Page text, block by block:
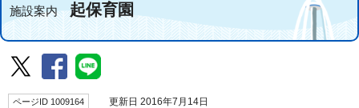
施設案内起保育園
ページID 1009164 更新日 2016年7月14日